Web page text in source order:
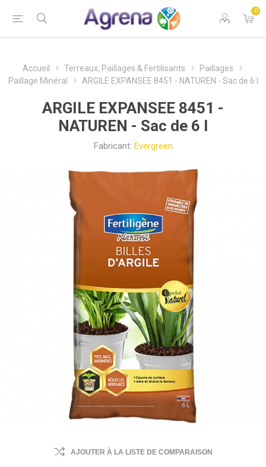
0
Accueil Terreaux, Paillages & Fertilisants
Paillages
Paillage Minéral
ARGILE EXPANSEE 8451 - NATUREN - Sac de 6 l
ARGILE EXPANSEE 8451 -
NATUREN - Sac de 6 l
Fabricant: Evergreen
AJOUTER À LA LISTE DE COMPARAISON